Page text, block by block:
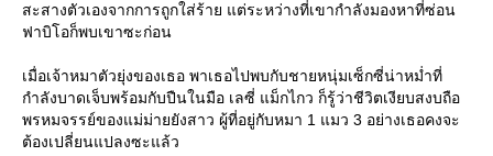
สะสางตัวเองจากการถูกใส่ร้าย แต่ระหว่างที่เขากำลังมองหาที่ซ่อน
ฟาบิโอก็พบเขาซะก่อน
เมื่อเจ้าหมาตัวยุ่งของเธอ พาเธอไปพบกับชายหนุ่มเซ็กซี่น่าหม่ำที่
กำลังบาดเจ็บพร้อมกับปืนในมือ เลซี่ แม็กไกว ก็รู้ว่าชีวิตเงียบสงบถือ
พรหมจรรย์ของแม่ม่ายยังสาว ผู้ที่อยู่กับหมา 1 แมว 3 อย่างเธอคงจะ
ต้องเปลี่ยนแปลงซะแล้ว